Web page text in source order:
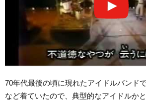
70年代最後の頃に現れたアイドルバンド
など着ていたので、典型的なアイドルか